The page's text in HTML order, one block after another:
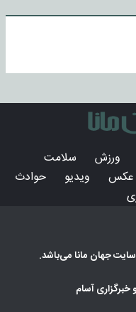
ورزش
سلامت
عکس ویدیو
حوادث
سایتجهان مانامی‌باشد.
آسام